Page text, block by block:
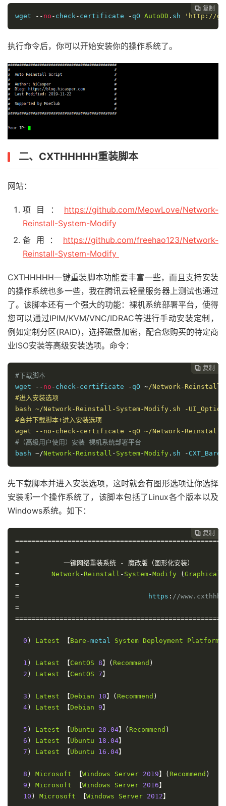
 复制
 复制
 复制
 复制
 复制
 复制
 复制
 复制
 复制
 复制
 复制
wget
-- no - check- certificate - qO AutoDD . sh 'http://
执行命令后，你可以开始安装你的操作系统了。
二、CXTHHHHH重装脚本
网站：
项目： https://github.com/MeowLove/Network-
Reinstall-System-Modify
备用： https://github.com/freehao123/Network-
Reinstall-System-Modify
CXTHHHHH一键重装脚本功能要丰富一些，而且支持安装
的操作系统也多一些，我在腾讯云轻量服务器上测试也通过
了。该脚本还有一个强大的功能：裸机系统部署平台，使得
您可以通过IPIM/KVM/VNC/IDRAC等进行手动安装定制，
例如定制分区(RAID)，选择磁盘加密，配合您购买的特定商
业ISO安装等高级安装选项。命令：
 复制
 复制
 复制
 复制
 复制
 复制
 复制
 复制
 复制
 复制
#下载脚本
wget
-- no - check- certificate - qO ~/Network-
#进入安装选项
bash ~/Network-Reinstall-System-Modify.sh -
#合并下载脚本+进入安装选项
wget --no-check-certificate -qO ~/Network-Reinstall-
#（高级用户使用）安装 裸机系统部署平台
bash ~/Network- Reinstall - System-Modify . sh - CXT_Bare
先下载脚本并进入安装选项，这时就会有图形选项让你选择
安装哪一个操作系统了，该脚本包括了Linux各个版本以及
Windows系统。如下：
 复制
 复制
 复制
 复制
 复制
 复制
 复制
 复制
 复制
=
=
一键网络重装系统 -
魔改版（图形化安装）
=
Network- Reinstall - System-Modify ( Graphical
=
=
                                https
: //
=
0 ) Latest 【Bare -metal System Deployment Platform
1 ) Latest 【CentOS 8】( Recommend )
2 ) Latest 【CentOS 7】
3 ) Latest 【Debian 10】( Recommend )
4 ) Latest 【Debian 9】
5 ) Latest 【Ubuntu 20.04】( Recommend )
6 ) Latest 【Ubuntu 18.04】
7 ) Latest 【Ubuntu 16.04】
8 ) Microsoft 【Windows Server 2019】( Recommend )
9 ) Microsoft 【Windows Server 2016】
10 ) Microsoft 【Windows Server 2012】